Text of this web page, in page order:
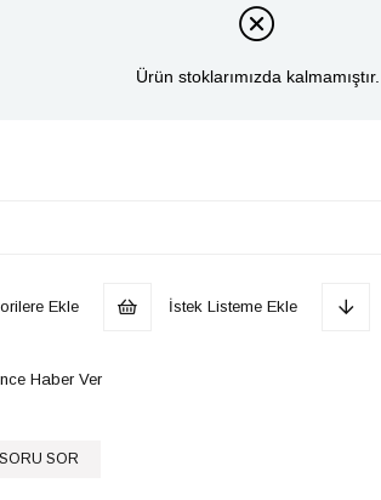
Ürün stoklarımızda kalmamıştır.
Ekle İstek Listeme Ekle
Haber Ver
SOR